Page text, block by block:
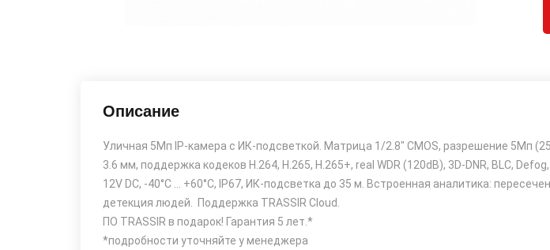
Описание
Уличная 5Мп IP-камера с ИК-подсветкой. Матрица 1/2.8" CMOS, разрешение 5Мп
3.6 мм, поддержка кодеков H.264, H.265, H.265+, real WDR (120dB), 3D-DNR, BLC,
12V DC, -40°C ... +60°C, IP67, ИК-подсветка до 35 м. Встроенная аналитика:
детекция людей. Поддержка TRASSIR Cloud.
ПО TRASSIR в подарок! Гарантия 5 лет.*
*подробности уточняйте у менеджера